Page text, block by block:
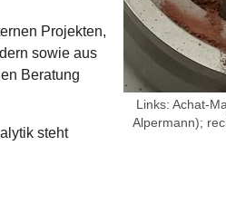
Links: Achat-
Alpermann);
Projekten,
sowie aus
Beratung
steht